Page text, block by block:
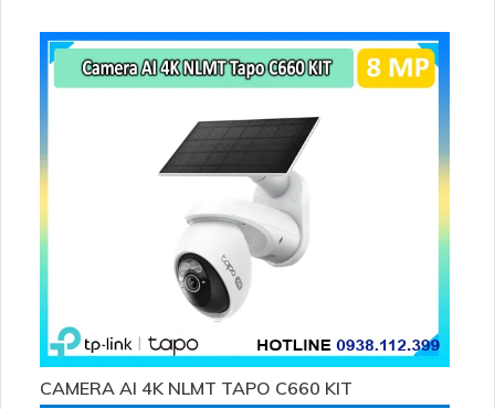
CAMERA AI 4K NLMT TAPO C660 KIT